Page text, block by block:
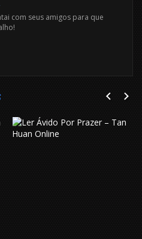
com seus amigos para que